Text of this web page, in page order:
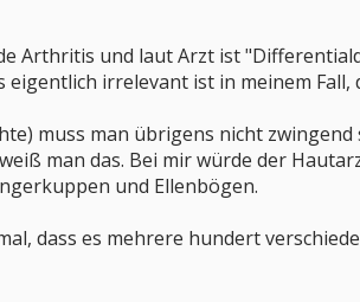
Arthritis und laut Arzt ist
eigentlich irrelevant ist in meinem
muss man übrigens nicht
man das. Bei mir würde der
und Ellenbögen.
dass es mehrere hundert